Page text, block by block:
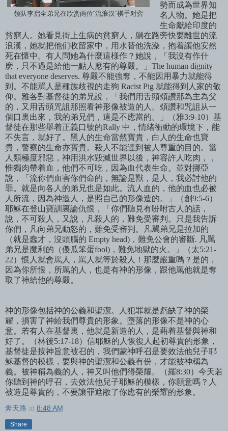
领队李启全弟兄在欣赏两位“流浪汉”棋手对弈
勢而成為世界知
名人物。 她是把
生命獻給印度的
貧窮人。她看見街上生病的貧窮人，躺在路旁快要離世的流
浪漢，她就把他们收留家中，用水替他洗澡，抱着讓他安然
死在懷中。有人問她為什麼這様作？她說，「我沒有作什
麽，只不過是給他一點人應有的尊嚴。
」 The human dignity
that everyone deserves. 尊嚴不能強奪，不能因用暴力就能得
到。不能駡人是種族歧視的走狗 Racist Pig 就能得到人家的敬
仰。 雅各對基督徒的弟兄說，「我們用舌頭頌讚那為主為父
的，又用舌頭咒詛那照看神形像被造的人。頌讚和咒詛从一
個口裏出來，我的弟兄們，這是不應當的。
」（雅3:9-10）基
督徒在那些舉着正義口號的Rally 中，情绪衝動的環境下，能
不失言，就好了。黑人的生命當然寶貴，白人的生命也寶
貴，警察的生命亦寶貴。 殺人不能達到被人尊重的目的。當
人類極度邪惡，神用洪水毀滅世界以後，神容許人吃肉，，
惟獨肉帶着血，他們不可吃，因為血代表生命。並對挪亞
說，「流你們血害你們命的，無論是獸，是人，我必討他的
罪。就是向各人的弟兄也是如此。流人血的，他的血也必被
人所流，因為神造人，是照自己的形像造的。」（創9:5-6）
耶穌在登山寶訓裏論仇恨，「你們聽見有吩咐古人的話，
說，不可殺人，又說，凡殺人的，難免受審判。只是我告訴
你們，凡向弟兄動怒的，難免受審判。凡駡弟兄是拉加的
（就是蠢才，沒頭腦的 Empty head) ，難免公會的審斷. 凡駡
弟兄是魔利的（儍瓜笨蛋fool) ，難免地獄的火。」（太5:21-
22）恨人就會駡人，駡人就等於殺人！那麼嚴重嗎？是的，
因為你所恨，所駡的人，也是有神的形像，跟他罵他就是奪
取了神給他的尊嚴。
神的形像包括神的公義和聖潔。人犯罪就是虧缺了神的榮
耀，損害了神給我們尊貴的形象。 墮落的形像不是神的心
意。若有人在基督裏，他就是新造的人，是藉着基督與神和
好了。（林後5:17-18）信耶穌的人恢復人起初尊貴的形象，
基督徒是按神旨意被召的，我們蒙神呼召是要效法他兒子耶
穌基督的模樣，要與神的聖潔和公義有份，才能被神稱為
義。被神稱為義的人，神又叫他們得榮耀。（羅8:30）今天若
你聽到神的呼召，去效法他兒子耶穌的模樣，你願意嗎？人
被造是尊貴的，不要讓罪遮敝了你應有的榮耀的形象。
奔天路 at 8:48 AM
Share